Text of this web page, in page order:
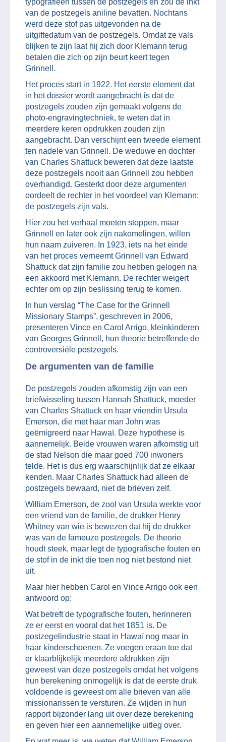
van de postzegels aniline bevatten. Nochtans
werd deze stof pas uitgevonden na de
uitgiftedatum van de postzegels. Omdat ze vals
blijken te zijn laat hij zich door Klemann terug
betalen die zich op zijn beurt keert tegen
Grinnell.
Het proces start in 1922. Het eerste element dat
in het dossier wordt aangebracht is dat de
postzegels zouden zijn gemaakt volgens de
photo-engravingtechniek, te weten dat in
meerdere keren opdrukken zouden zijn
aangebracht. Dan verschijnt een tweede element
ten nadele van Grinnell. De weduwe en dochter
van Charles Shattuck beweren dat deze laatste
deze postzegels nooit aan Grinnell zou hebben
overhandigd. Gesterkt door deze argumenten
oordeelt de rechter in het voordeel van Klemann:
de postzegels zijn vals.
Hier zou het verhaal moeten stoppen, maar
Grinnell en later ook zijn nakomelingen, willen
hun naam zuiveren. In 1923, iets na het einde
van het proces verneemt Grinnell van Edward
Shattuck dat zijn familie zou hebben gelogen na
een akkoord met Klemann. De rechter weigert
echter om op zijn beslissing terug te komen.
In hun verslag “The Case for the Grinnell
Missionary Stamps”, geschreven in 2006,
presenteren Vince en Carol Arrigo, kleinkinderen
van Georges Grinnell, hun theorie betreffende de
controversiële postzegels.
De argumenten van de familie
De postzegels zouden afkomstig zijn van een
briefwisseling tussen Hannah Shattuck, moeder
van Charles Shattuck en haar vriendin Ursula
Emerson, die met haar man John was
geëmigreerd naar Hawaï. Deze hypothese is
aannemelijk. Beide vrouwen waren afkomstig uit
de stad Nelson die maar goed 700 inwoners
telde. Het is dus erg waarschijnlijk dat ze elkaar
kenden. Maar Charles Shattuck had alleen de
postzegels bewaard, niet de brieven zelf.
William Emerson, de zool van Ursula werkte voor
een vriend van de familie, de drukker Henry
Whitney van wie is bewezen dat hij de drukker
was van de fameuze postzegels. De theorie
houdt steek, maar legt de typografische fouten en
de stof in de inkt die toen nog niet bestond niet
uit.
Maar hier hebben Carol en Vince Arrigo ook een
antwoord op:
Wat betreft de typografische fouten, herinneren
ze er eerst en vooral dat het 1851 is. De
postzegelindustrie staat in Hawaï nog maar in
haar kinderschoenen. Ze voegen eraan toe dat
er klaarblijkelijk meerdere afdrukken zijn
geweest van deze postzegels omdat het volgens
hun berekening onmogelijk is dat de eerste druk
voldoende is geweest om alle brieven van alle
missionarissen te versturen. Ze wijden in hun
rapport bijzonder lang uit over deze berekening
en geven hier een aannemelijke uitleg over.